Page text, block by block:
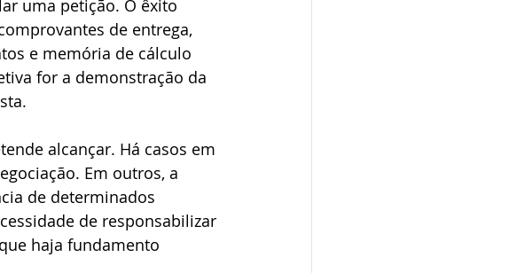
uma petição. O êxito
de entrega,
e memória de cálculo
for a demonstração da
alcançar. Há casos em
Em outros, a
de determinados
de responsabilizar
haja fundamento